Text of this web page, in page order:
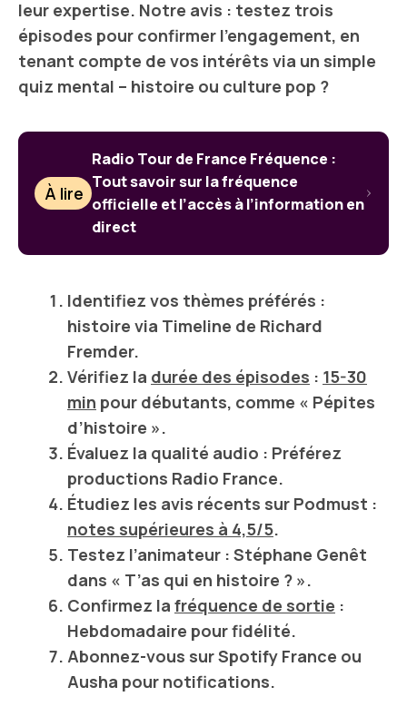
leur expertise. Notre avis : testez trois
épisodes pour confirmer l’engagement, en
tenant compte de vos intérêts via un simple
quiz mental – histoire ou culture pop ?
À lire
Radio Tour de France Fréquence :
Tout savoir sur la fréquence
officielle et l’accès à l’information en
direct
Identifiez vos thèmes préférés :
histoire via Timeline de Richard
Fremder.
Vérifiez la durée des épisodes : 15-30
min pour débutants, comme « Pépites
d’histoire ».
Évaluez la qualité audio : Préférez
productions Radio France.
Étudiez les avis récents sur Podmust :
notes supérieures à 4,5/5.
Testez l’animateur : Stéphane Genêt
dans « T’as qui en histoire ? ».
Confirmez la fréquence de sortie :
Hebdomadaire pour fidélité.
Abonnez-vous surSpotify France ou
Ausha pour notifications.